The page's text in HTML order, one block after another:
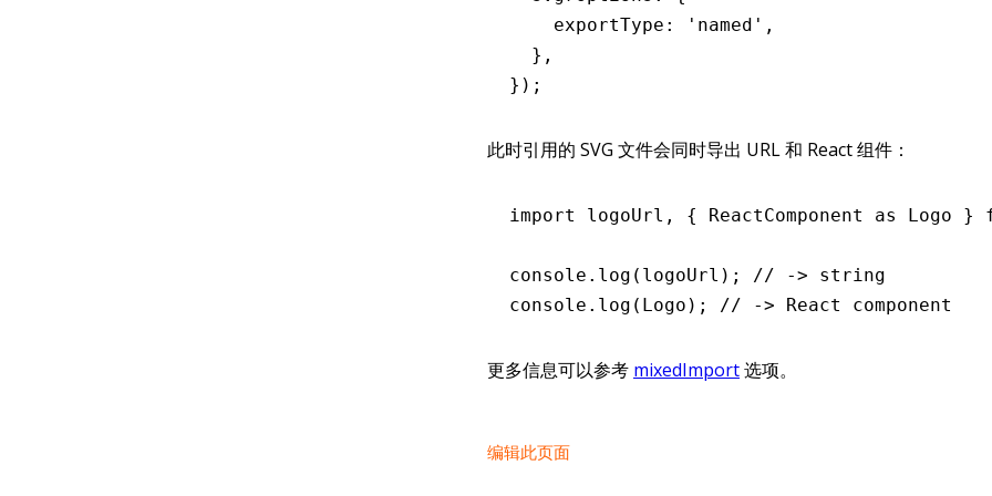
    exportType
: 'named' ,
  }
,
});
此时引用的 SVG 文件会同时导出 URL 和 React 组件：
import logoUrl , { ReactComponent as Logo }
console .log (logoUrl); // -> string
console .log (Logo); // -> React component
更多信息可以参考 mixedImport选项。
编辑此页面